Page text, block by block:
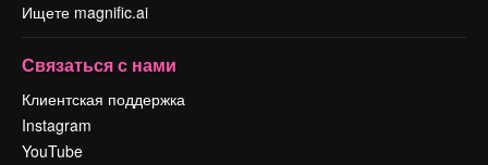
Ищете magnific.ai
Связаться с нами
Клиентская поддержка
Instagram
YouTube